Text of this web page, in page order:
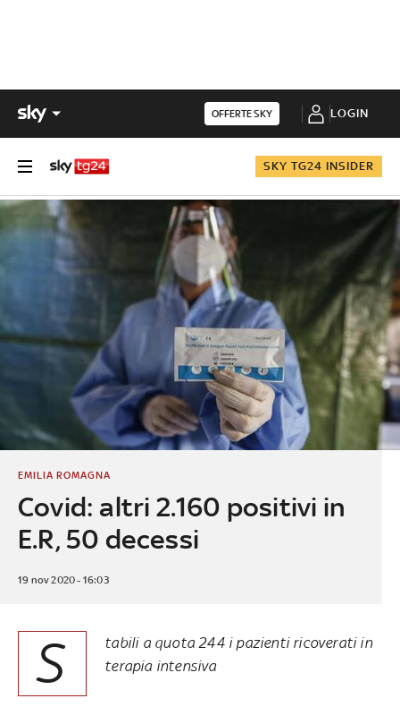
OFFERTE SKY LOGIN
SKY TG24 INSIDER
Covid: altri 2.160 positivi in
E.R, 50 decessi
EMILIA ROMAGNA
19 nov 2020 - 16:03
S
tabili a quota 244 i pazienti ricoverati in
terapia intensiva